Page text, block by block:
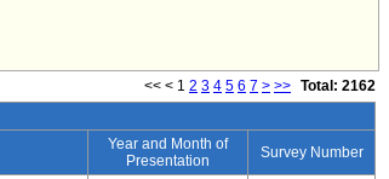
<< < 1 2 3 4 5 6 7 > >> Total: 2162
Year and Month of
Presentation
Survey Number